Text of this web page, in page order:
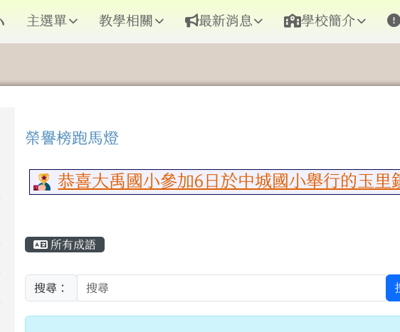
小
主選單 教學相關 最新消息 學校簡介
上中區域內容
榮譽榜跑馬燈
恭喜大禹國小參加6日於中城國小舉行的玉里
主內容區域
所有成語
搜尋：